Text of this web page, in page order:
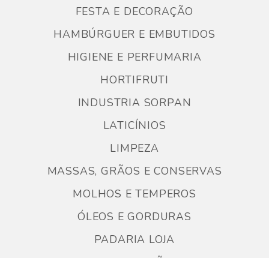
FESTA E DECORAÇÃO
HAMBÚRGUER E EMBUTIDOS
HIGIENE E PERFUMARIA
HORTIFRUTI
INDUSTRIA SORPAN
LATICÍNIOS
LIMPEZA
MASSAS, GRÃOS E CONSERVAS
MOLHOS E TEMPEROS
ÓLEOS E GORDURAS
PADARIA LOJA